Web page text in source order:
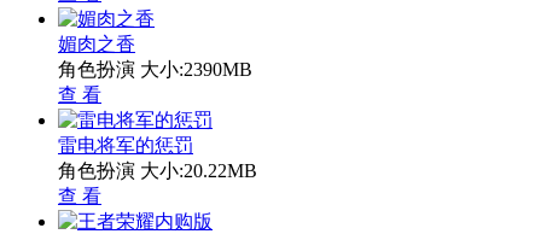
媚肉之香
角色扮演 大小:2390MB
查 看
雷电将军的惩罚
角色扮演 大小:20.22MB
查 看